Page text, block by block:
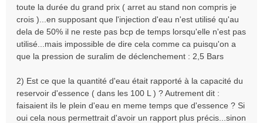
toute la durée du grand prix ( arret au stand non compris je
crois )...en supposant que l'injection d'eau n'est utilisé qu'au
dela de 50% il ne reste pas bcp de temps lorsqu'elle n'est pas
utilisé...mais impossible de dire cela comme ca puisqu'on a
que la pression de suralim de déclenchement : 2,5 Bars
2) Est ce que la quantité d'eau était rapporté à la capacité du
reservoir d'essence ( dans les 100 L ) ? Autrement dit :
faisaient ils le plein d'eau en meme temps que d'essence ? Si
oui cela nous permettrait d'avoir un rapport plus précis...sinon